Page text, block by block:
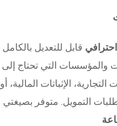
قابل للتعديل بالكامل
والمؤسسات التي تحتاج إلى
التجارية، الإثباتات المالية، أو